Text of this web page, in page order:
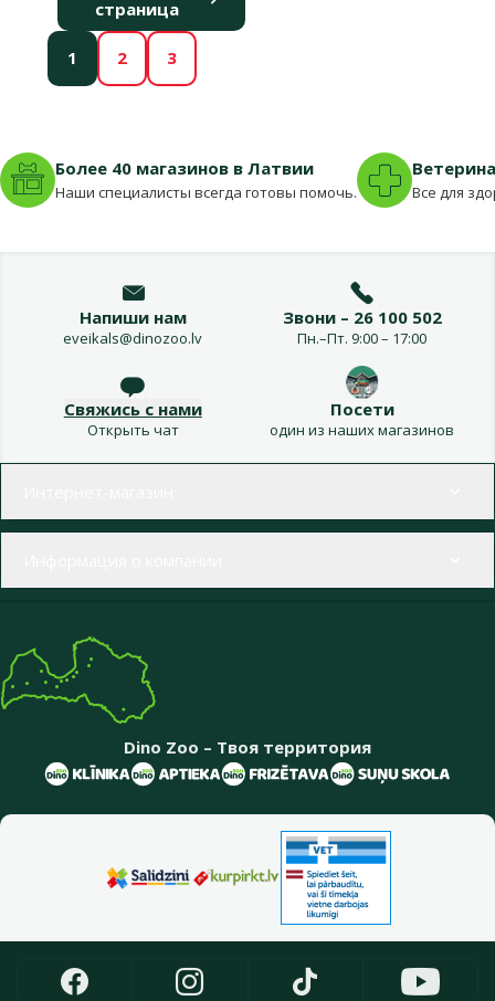
1 2 3
страница
Более 40 магазинов в Латвии
Наши специалисты всегда готовы помочь. Все для
Напиши нам
eveikals@dinozoo.lv
Звони – 26 100 502
Пн.–Пт. 9:00 – 17:00
Свяжись с нами
Открыть чат
Посети
один из наших магазинов
Dino Zoo – Твоя территория